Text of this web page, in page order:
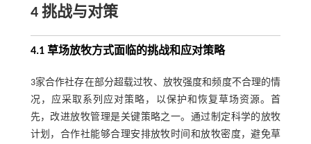
4 挑战与对策
4.1 草场放牧方式面临的挑战和应对策略
3家合作社存在部分超载过牧、放牧强度和频度不合理的情
况，应采取系列应对策略，以保护和恢复草场资源。首
先，改进放牧管理是关键策略之一。通过制定科学的放牧
计划，合作社能够合理安排放牧时间和放牧密度，避免草